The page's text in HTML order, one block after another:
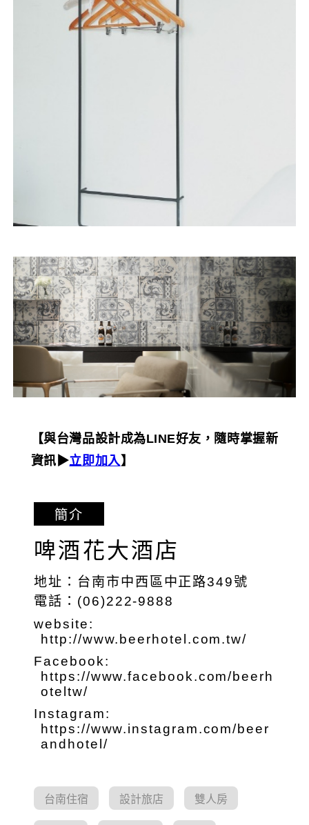
【與台灣品設計成為LINE好友，隨時掌握新
資訊▶︎立即加入】
簡介
啤酒花大酒店
地址：台南市中西區中正路349號
電話：(06)222-9888
website:
http://www.beerhotel.com.tw/
Facebook:
https://www.facebook.com/beerh
oteltw/
Instagram:
https://www.instagram.com/beer
andhotel/
台南住宿 設計旅店 雙人房